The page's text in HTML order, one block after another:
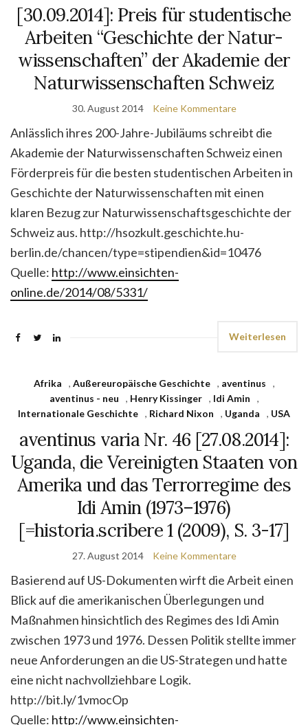
[30.09.2014]: Preis für studentische
Arbeiten “Geschichte der Natur­
wissen­schaften” der Akademie der
Naturwissenschaften Schweiz
30. August 2014 Keine Kommentare
Anlässlich ihres 200-Jahre-Jubiläums schreibt die
Akademie der Natur­wissen­schaften Schweiz einen
Förderpreis für die besten studentischen Arbeiten in
Geschichte der Naturwissenschaften mit einen
klaren Bezug zur Naturwissenschaftsgeschichte der
Schweiz aus. http://hsozkult.geschichte.hu-
berlin.de/chancen/type=stipendien&id=10476
Quelle: http://www.einsichten-
online.de/2014/08/5331/
Weiterlesen
Afrika , Außereuropäische Geschichte , aventinus
,
aventinus - neu
, Henry Kissinger , Idi Amin
,
Internationale Geschichte , Richard Nixon , Uganda , USA
aventinus varia Nr. 46 [27.08.2014]:
Uganda, die Vereinigten Staaten von
Amerika und das Terrorregime des
Idi Amin (1973–1976)
[=historia.scribere 1 (2009), S. 3-17]
27. August 2014 Keine Kommentare
Basierend auf US-Dokumenten wirft die Arbeit einen
Blick auf die ameri­ka­ni­schen Überlegungen und
Maßnahmen hinsichtlich des Regimes des Idi Amin
zwischen 1973 und 1976. Dessen Politik stellte immer
neue An­for­de­run­gen an die US-Strategen und hatte
eine nicht nachvollziehbare Logik.
http://bit.ly/1vmocOp
Quelle: http://www.einsichten-